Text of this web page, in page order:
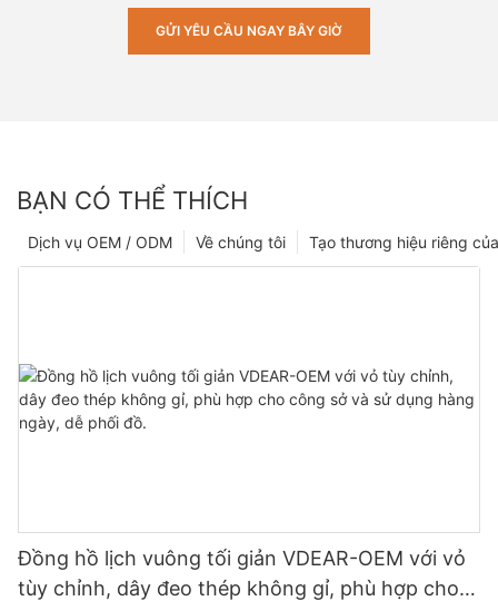
GỬI YÊU CẦU NGAY BÂY GIỜ
BẠN CÓ THỂ THÍCH
Tạo thương hiệu riêng
Về chúng tôi
Dịch vụ OEM / ODM
Đồng hồ lịch vuông tối giản VDEAR-OEM với vỏ
tùy chỉnh, dây đeo thép không gỉ, phù hợp cho